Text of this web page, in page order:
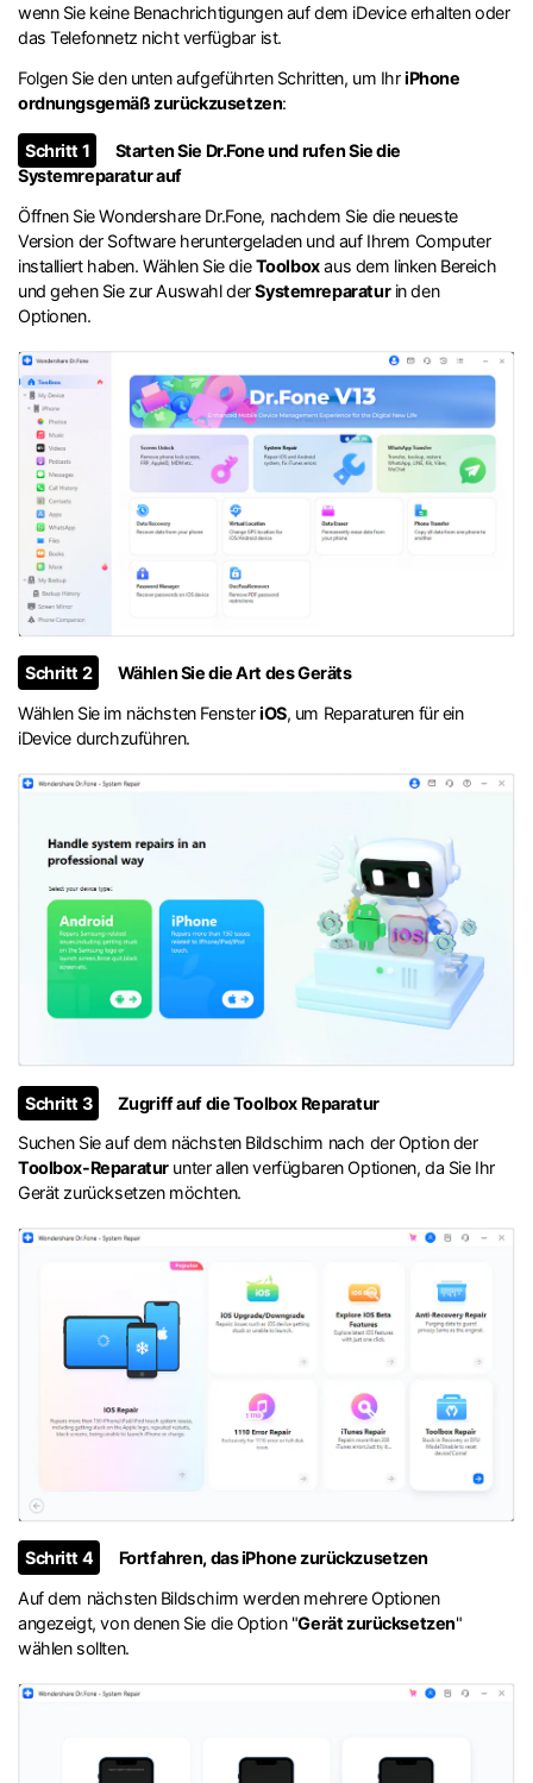
wenn Sie keine Benachrichtigungen auf dem iDevice erhalten oder
das Telefonnetz nicht verfügbar ist.
Folgen Sie den unten aufgeführten Schritten, um IhriPhone
ordnungsgemäß zurückzusetzen:
Schritt 1
Starten Sie Dr.Fone und rufen Sie die
Systemreparatur auf
Öffnen Sie Wondershare Dr.Fone, nachdem Sie die neueste
Version der Software heruntergeladen und auf Ihrem Computer
installiert haben. Wählen Sie dieToolboxaus dem linken Bereich
und gehen Sie zur Auswahl derSystemreparaturin den
Optionen.
Schritt 2
Wählen Sie die Art des Geräts
Wählen Sie im nächsten FensteriOS, um Reparaturen für ein
iDevice durchzuführen.
Schritt 3
Zugriff auf die Toolbox Reparatur
Suchen Sie auf dem nächsten Bildschirm nach der Option der
Toolbox-Reparaturunter allen verfügbaren Optionen, da Sie Ihr
Gerät zurücksetzen möchten.
Schritt 4
Fortfahren, das iPhone zurückzusetzen
Auf dem nächsten Bildschirm werden mehrere Optionen
angezeigt, von denen Sie die Option "Gerät zurücksetzen"
wählen sollten.